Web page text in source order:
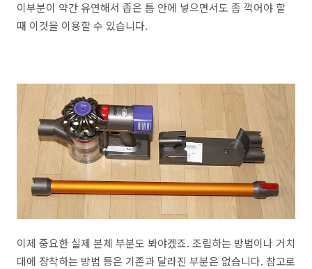
이부분이 약간 유연해서 좁은 틈 안에 넣으면서도 좀 꺽어야 할
때 이것을 이용할 수 있습니다.
이제 중요한 실제 본체 부분도 봐야겠죠. 조립하는 방법이나 거치
대에 장착하는 방법 등은 기존과 달라진 부분은 없습니다. 참고로